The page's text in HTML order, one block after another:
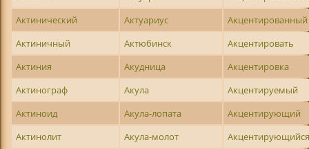
Актинический
Актуариус
Акцентированный
Актиничный
Актюбинск
Акцентировать
Актиния
Акудница
Акцентировка
Актинограф
Акула
Акцентируемый
Актиноид
Акула-лопата
Акцентирующий
Актинолит
Акула-молот